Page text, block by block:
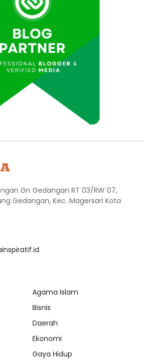
Gn Gedangan RT 03/RW 07,
Gedangan, Kec. Magersari Kota
Agama Islam
Bisnis
Daerah
Ekonomi
Gaya Hidup